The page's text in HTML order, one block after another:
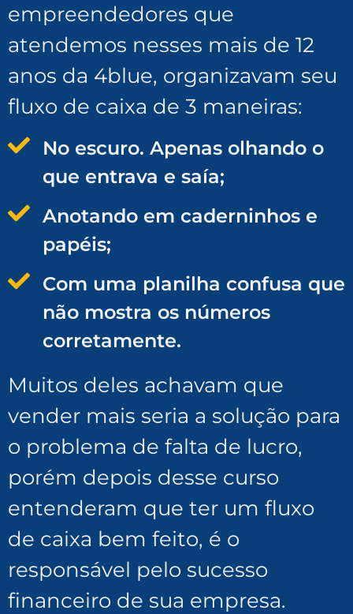
empreendedores que
atendemos nesses mais de 12
anos da 4blue, organizavam seu
fluxo de caixa de 3 maneiras:
No escuro. Apenas olhando o
que entrava e saía;
Anotando em caderninhos e
papéis;
Com uma planilha confusa que
não mostra os números
corretamente.
Muitos deles achavam que
vender mais seria a solução para
o problema de falta de lucro,
porém depois desse curso
entenderam que ter um fluxo
de caixa bem feito, é o
responsável pelo sucesso
financeiro de sua empresa.